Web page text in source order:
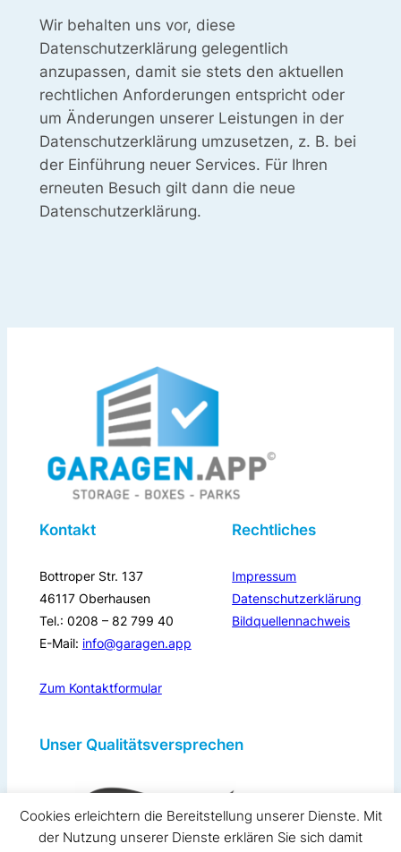
Wir behalten uns vor, diese
Datenschutzerklärung gelegentlich
anzupassen, damit sie stets den aktuellen
rechtlichen Anforderungen entspricht oder
um Änderungen unserer Leistungen in der
Datenschutzerklärung umzusetzen, z. B. bei
der Einführung neuer Services. Für Ihren
erneuten Besuch gilt dann die neue
Datenschutzerklärung.
Kontakt
Bottroper Str. 137
46117 Oberhausen
Tel.: 0208 – 82 799 40
E-Mail: info@garagen.app
Zum Kontaktformular
Rechtliches
Impressum
Datenschutzerklärung
Bildquellennachweis
Unser Qualitätsversprechen
Cookies erleichtern die Bereitstellung unserer Dienste. Mit
der Nutzung unserer Dienste erklären Sie sich damit